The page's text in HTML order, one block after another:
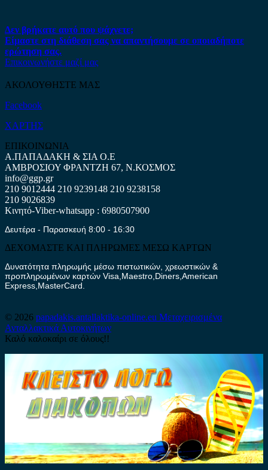
Δεν βρήκατε αυτό που ψάχνετε;
Είμαστε στη διάθεση σας να απαντήσουμε σε οποιαδήποτε
ερώτηση σας.
Επικοινωνήστε μαζί μας
ΑΚΟΛΟΥΘΗΣΤΕ ΜΑΣ
Facebook
ΧΑΡΤΗΣ
ΕΠΙΚΟΙΝΩΝΙΑ
Α.ΠΑΠΑΔΑΚΗ & ΣΙΑ Ο.Ε
ΑΜΒΡΟΣΙΟΥ ΦΡΑΝΤΖΗ 67, Ν.ΚΟΣΜΟΣ
info@ggp.gr
210 9012444 210 9239148 210 9238158
210 9026839
Κινητό-Viber-whatsapp : 6980507900
Δευτέρα - Παρασκευή 8:00 - 16:30
ΔΕΧΟΜΑΣΤΕ ΚΑΙ ΠΛΗΡΩΜΕΣ ΜΕΣΩ ΚΑΡΤΩΝ
Δυνατότητα πληρωμής μέσω πιστωτικών, χρεωστικών &
προπληρωμένων καρτών Visa,Maestro,Diners,American
Express,MasterCard.
© 2026 papadakis.antallaktika-online.eu Μεταχειρισμένα
Ανταλλακτικά Αυτοκινήτων
Καλό καλοκαίρι σε όλους!!